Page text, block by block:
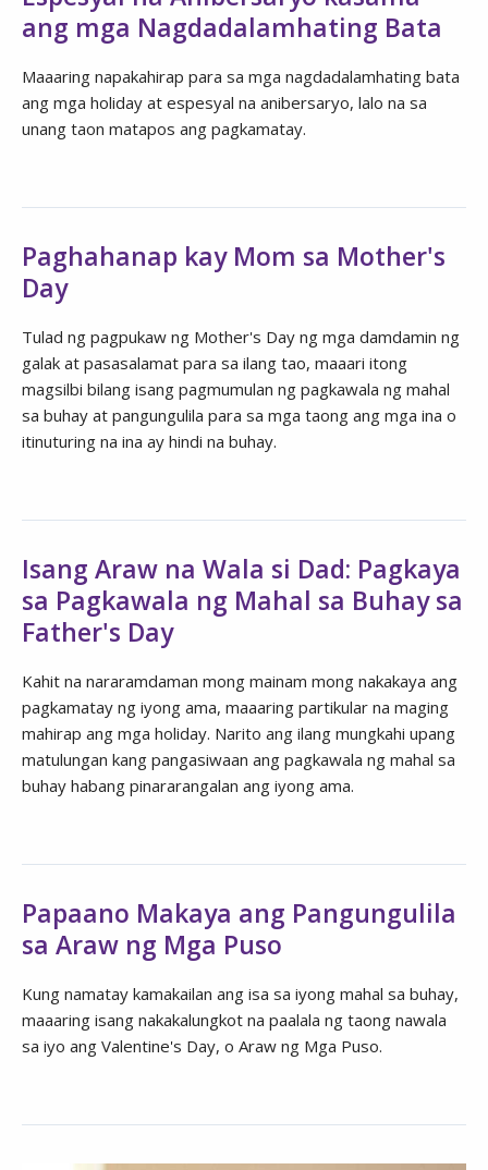
ang mga Nagdadalamhating Bata
Maaaring napakahirap para sa mga nagdadalamhating bata
ang mga holiday at espesyal na anibersaryo, lalo na sa
unang taon matapos ang pagkamatay.
Paghahanap kay Mom sa Mother's
Day
Tulad ng pagpukaw ng Mother's Day ng mga damdamin ng
galak at pasasalamat para sa ilang tao, maaari itong
magsilbi bilang isang pagmumulan ng pagkawala ng mahal
sa buhay at pangungulila para sa mga taong ang mga ina o
itinuturing na ina ay hindi na buhay.
Isang Araw na Wala si Dad: Pagkaya
sa Pagkawala ng Mahal sa Buhay sa
Father's Day
Kahit na nararamdaman mong mainam mong nakakaya ang
pagkamatay ng iyong ama, maaaring partikular na maging
mahirap ang mga holiday. Narito ang ilang mungkahi upang
matulungan kang pangasiwaan ang pagkawala ng mahal sa
buhay habang pinararangalan ang iyong ama.
Papaano Makaya ang Pangungulila
sa Araw ng Mga Puso
Kung namatay kamakailan ang isa sa iyong mahal sa buhay,
maaaring isang nakakalungkot na paalala ng taong nawala
sa iyo ang Valentine's Day, o Araw ng Mga Puso.